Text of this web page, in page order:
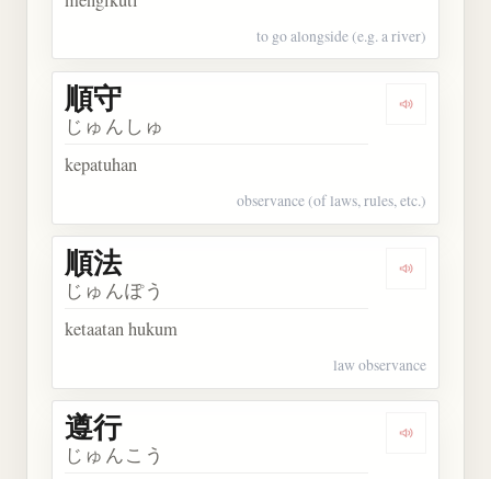
to go alongside (e.g. a river)
Dengarkan
順守
じゅんしゅ
kepatuhan
observance (of laws, rules, etc.)
Dengarkan
順法
じゅんぽう
ketaatan hukum
law observance
Dengarkan
遵行
じゅんこう